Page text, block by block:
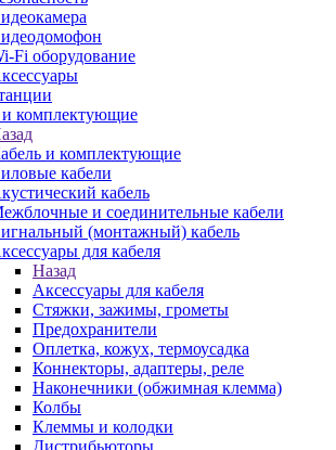
Fi оборудование
и комплектующие
и комплектующие
кабели
кабель
и соединительные кабели
(монтажный) кабель
для кабеля
Назад
Аксессуары для кабеля
Стяжки, зажимы, грометы
Предохранители
Оплетка, кожух, термоусадка
Коннекторы, адаптеры, реле
Наконечники (обжимная клемма)
Колбы
Клеммы и колодки
Дистрибьюторы